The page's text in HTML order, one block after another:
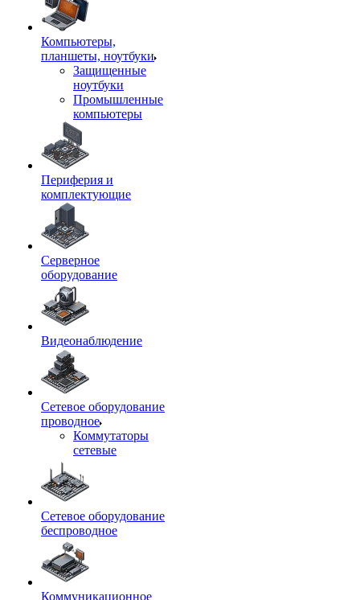
Компьютеры,
планшеты, ноутбуки
Защищенные
ноутбуки
Промышленные
компьютеры
Периферия и
комплектующие
Серверное
оборудование
Видеонаблюдение
Сетевое оборудование
проводное
Коммутаторы
сетевые
Сетевое оборудование
беспроводное
Коммуникационное